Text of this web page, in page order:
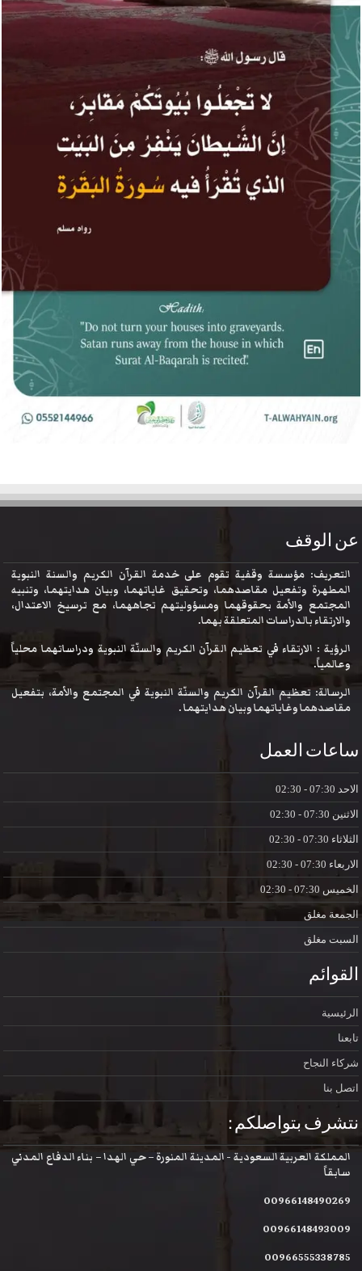
عن الوقف
التعريف: مؤسسة وقفية تقوم على خدمة القرآن الكريم والسنة النبوية
المطهرة وتفعيل مقاصدهما، وتحقيق غاياتهما، وبيان هدايتهما، وتنبيه
المجتمع والأمة بحقوقهما ومسؤوليتهم تجاههما، مع ترسيخ الاعتدال،
والارتقاء بالدراسات المتعلقة بهما.
الرؤية : الارتقاء في تعظيم القرآن الكريم والسنّة النبوية ودراساتهما محلياً
وعالمياً.
الرسالة: تعظيم القرآن الكريم والسنّة النبوية في المجتمع والأمة، بتفعيل
مقاصدهما وغاياتهما وبيان هدايتهما .
ساعات العمل
الاحد
الاثنين
الثلاثاء
الاربعاء
الخميس
الجمعة مغلق
السبت مغلق
القوائم
الرئيسية
تابعنا
شركاء النجاح
اتصل بنا
نتشرف بتواصلكم :
المملكة العربية السعودية - المدينة المنورة – حي الهدا – بناء الدفاع المدني
سابقاً
00966148490269
00966148493009
00966555338785